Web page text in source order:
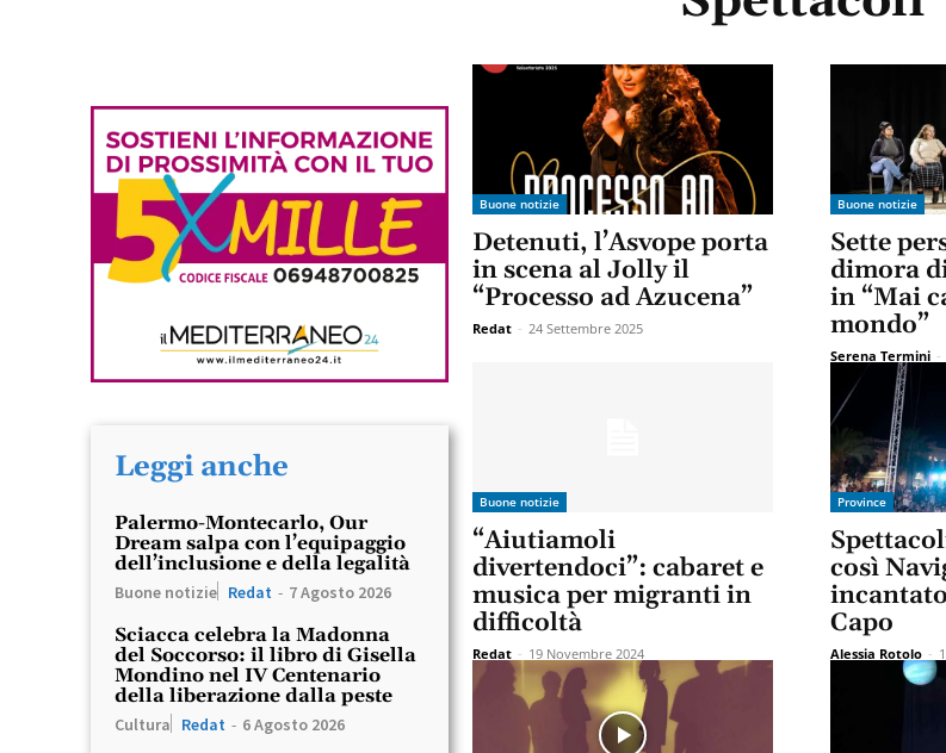
Leggi anche
Palermo-Montecarlo, Our
Dream salpa con l’equipaggio
dell’inclusione e della legalità
Buone notizie Redat - 7 Agosto 2026
Sciacca celebra la Madonna
del Soccorso: il libro di Gisella
Mondino nel IV Centenario
della liberazione dalla peste
Cultura Redat - 6 Agosto 2026
Buone notizie
Detenuti, l’Asvope porta
in scena al Jolly il
“Processo ad Azucena”
Redat - 24 Settembre 2025
Buone notizie
Sette
dimora
in “Mai
mondo”
Serena Termini -
Buone notizie
“Aiutiamoli
divertendoci”: cabaret e
musica per migranti in
difficoltà
Redat - 19 Novembre 2024
Province
così
Capo
Alessia Rotolo -